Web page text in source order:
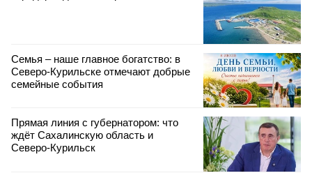
Семья – наше главное богатство: в
Северо‑Курильске отмечают добрые
семейные события
Прямая линия с губернатором: что
ждёт Сахалинскую область и
Северо‑Курильск